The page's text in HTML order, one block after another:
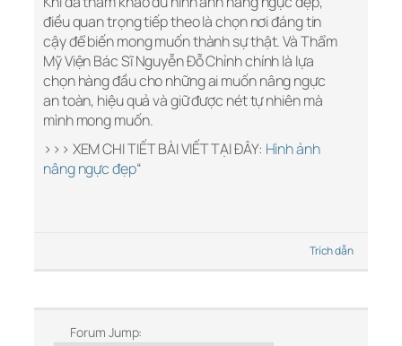
điều quan trọng tiếp theo là chọn nơi đáng tin
cậy để biến mong muốn thành sự thật. Và Thẩm
Mỹ Viện Bác Sĩ Nguyễn Đỗ Chỉnh chính là lựa
chọn hàng đầu cho những ai muốn nâng ngực
an toàn, hiệu quả và giữ được nét tự nhiên mà
mình mong muốn.
>>> XEM CHI TIẾT BÀI VIẾT TẠI ĐÂY: Hình ảnh
nâng ngực đẹp“
Trích dẫn
Forum Jump: